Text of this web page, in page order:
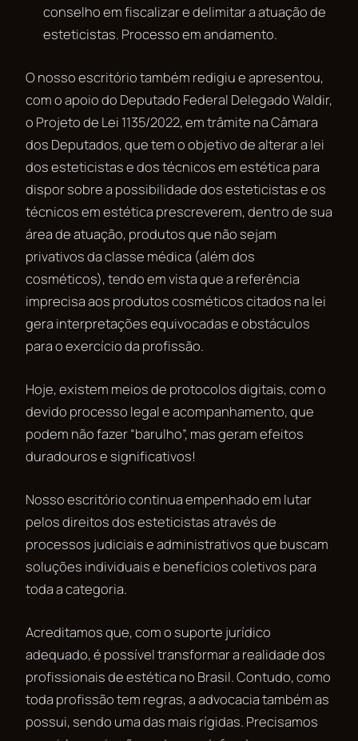
conselho em fiscalizar e delimitar a atuação de
esteticistas. Processo em andamento.
O nosso escritório também redigiu e apresentou,
com o apoio do Deputado Federal Delegado Waldir,
o Projeto de Lei 1135/2022, em trâmite na Câmara
dos Deputados, que tem o objetivo de alterar a lei
dos esteticistas e dos técnicos em estética para
dispor sobre a possibilidade dos esteticistas e os
técnicos em estética prescreverem, dentro de sua
área de atuação, produtos que não sejam
privativos da classe médica (além dos
cosméticos), tendo em vista que a referência
imprecisa aos produtos cosméticos citados na lei
gera interpretações equivocadas e obstáculos
para o exercício da profissão.
Hoje, existem meios de protocolos digitais, com o
devido processo legal e acompanhamento, que
podem não fazer “barulho”, mas geram efeitos
duradouros e significativos!
Nosso escritório continua empenhado em lutar
pelos direitos dos esteticistas através de
processos judiciais e administrativos que buscam
soluções individuais e benefícios coletivos para
toda a categoria.
Acreditamos que, com o suporte jurídico
adequado, é possível transformar a realidade dos
profissionais de estética no Brasil. Contudo, como
toda profissão tem regras, a advocacia também as
possui, sendo uma das mais rígidas. Precisamos